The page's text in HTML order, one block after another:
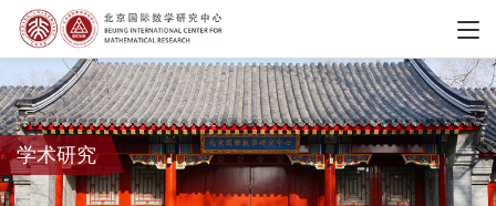
学术研究